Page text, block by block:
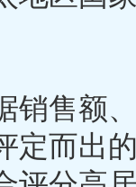
售额、
定而出